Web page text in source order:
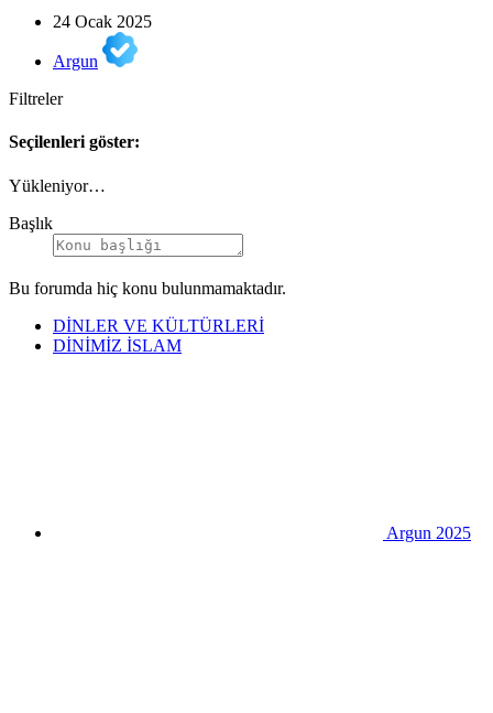
24 Ocak 2025
Argun
Filtreler
Seçilenleri göster:
Yükleniyor…
Başlık
Bu forumda hiç konu bulunmamaktadır.
DİNLER VE KÜLTÜRLERİ
DİNİMİZ İSLAM
Argun 2025